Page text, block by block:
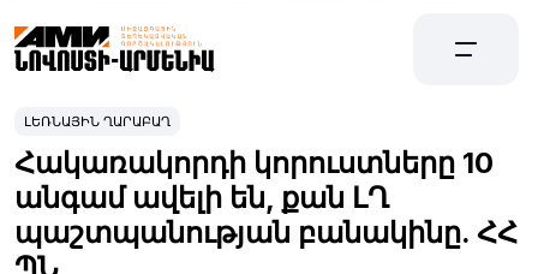
ԼԵՌՆԱՅԻՆ ՂԱՐԱԲԱՂ
Հակառակորդի կորուստները 10
անգամ ավելի են, քան ԼՂ
պաշտպանության բանակինը. ՀՀ